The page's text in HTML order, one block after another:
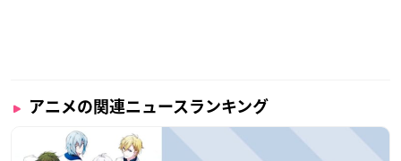
アニメの関連ニュースランキング